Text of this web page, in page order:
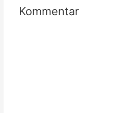
Kommentar